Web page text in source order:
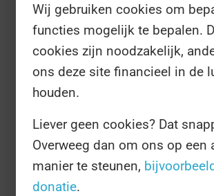
van het Fins dus - en reden
Dag groots te vieren.
De Dag van de Finse Taal wordt
Finse migranten mogen ook in
meedoen met de festiviteiten.
Dag bijvoorbeeld eens om een
Wij gebruiken cookies om
functies mogelijk te bepalen.
cookies zijn noodzakelijk,
ons deze site financieel in de
houden.
Liever geen cookies? Dat
Overweeg dan om ons op een
manier te steunen,
donatie.